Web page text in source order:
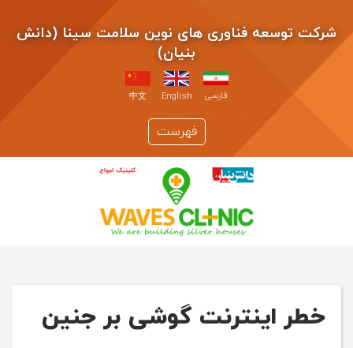
شرکت توسعه فناوری های نوین سلامت سینا (دانش
بنیان)
فارسی English
中文
فهرست
خطر اینترنت گوشی بر جنین